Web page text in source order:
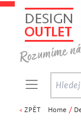
< ZPĚT Home /